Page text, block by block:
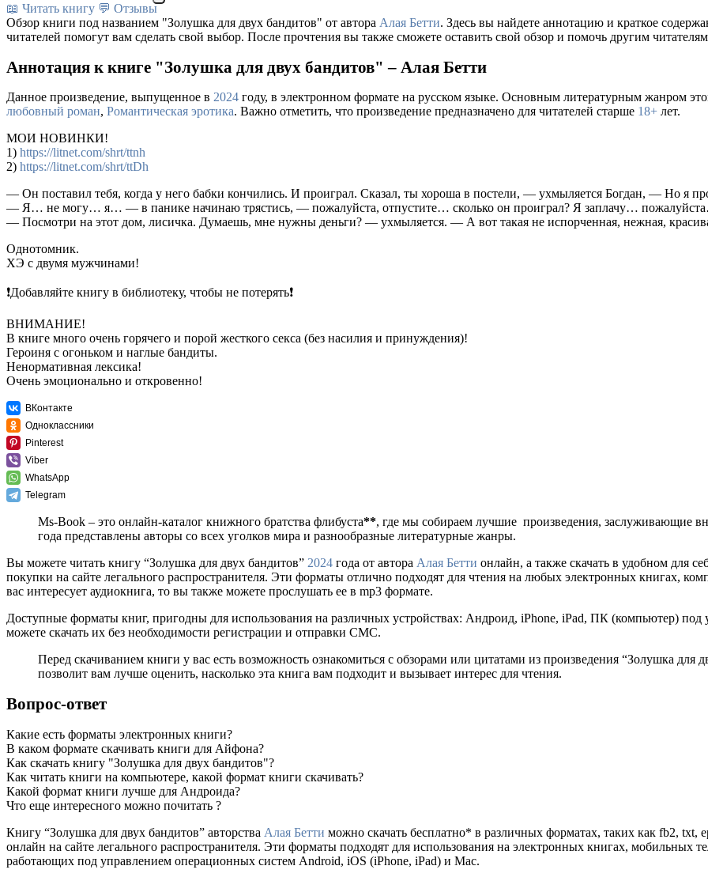
📖 Читать книгу 💬 Отзывы
Обзор книги под названием "Золушка для двух бандитов" от автора Алая Бетти. Здесь вы найдете аннотацию и краткое
читателей помогут вам сделать свой выбор. После прочтения вы также сможете оставить свой обзор и помочь другим
Аннотация к книге "Золушка для двух бандитов" – Алая Бетти
Данное произведение, выпущенное в 2024 году, в электронном формате на русском языке. Основным литературным жанром
любовный роман, Романтическая эротика. Важно отметить, что произведение предназначено для читателей старше 18+ лет.
МОИ НОВИНКИ!
1) https://litnet.com/shrt/ttnh
2) https://litnet.com/shrt/ttDh
— Он поставил тебя, когда у него бабки кончились. И проиграл. Сказал, ты хороша в постели, — ухмыляется Богдан, — Но я
— Я… не могу… я… — в панике начинаю трястись, — пожалуйста, отпустите… сколько он проиграл? Я заплачу…
— Посмотри на этот дом, лисичка. Думаешь, мне нужны деньги? — ухмыляется. — А вот такая не испорченная, нежная,
Однотомник.
ХЭ с двумя мужчинами!
❗Добавляйте книгу в библиотеку, чтобы не потерять❗
ВНИМАНИЕ!
В книге много очень горячего и порой жесткого секса (без насилия и принуждения)!
Героиня с огоньком и наглые бандиты.
Ненормативная лексика!
Очень эмоционально и откровенно!
ВКонтакте
Одноклассники
Pinterest
Viber
WhatsApp
Telegram
Ms-Book – это онлайн-каталог книжного братства флибуста**, где мы собираем лучшие произведения, заслуживающие
года представлены авторы со всех уголков мира и разнообразные литературные жанры.
Вы можете читать книгу “Золушка для двух бандитов” 2024 года от автора Алая Бетти онлайн, а также скачать в удобном для
покупки на сайте легального распространителя. Эти форматы отлично подходят для чтения на любых электронных книгах,
вас интересует аудиокнига, то вы также можете прослушать ее в mp3 формате.
Доступные форматы книг, пригодны для использования на различных устройствах: Андроид, iPhone, iPad, ПК (компьютер)
можете скачать их без необходимости регистрации и отправки СМС.
Перед скачиванием книги у вас есть возможность ознакомиться с обзорами или цитатами из произведения “Золушка для
позволит вам лучше оценить, насколько эта книга вам подходит и вызывает интерес для чтения.
Вопрос-ответ
Какие есть форматы электронных книги?
В каком формате скачивать книги для Айфона?
Как скачать книгу "Золушка для двух бандитов"?
Как читать книги на компьютере, какой формат книги скачивать?
Какой формат книги лучше для Андроида?
Что еще интересного можно почитать ?
Книгу “Золушка для двух бандитов” авторства Алая Бетти можно скачать бесплатно* в различных форматах, таких как fb2,
онлайн на сайте легального распространителя. Эти форматы подходят для использования на электронных книгах, мобильных
работающих под управлением операционных систем Android, iOS (iPhone, iPad) и Mac.